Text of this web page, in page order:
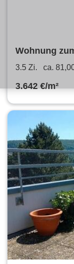
Wohnung
m²
3.5 Zi. ca.
3.642 €/m²